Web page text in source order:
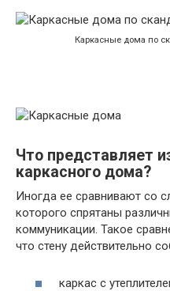
Каркасные дома по
Что представляет
каркасного дома?
Иногда ее сравнивают со
которого спрятаны
коммуникации. Такое
что стену действительно
каркас с